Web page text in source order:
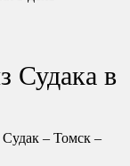
Судака в
– Томск –